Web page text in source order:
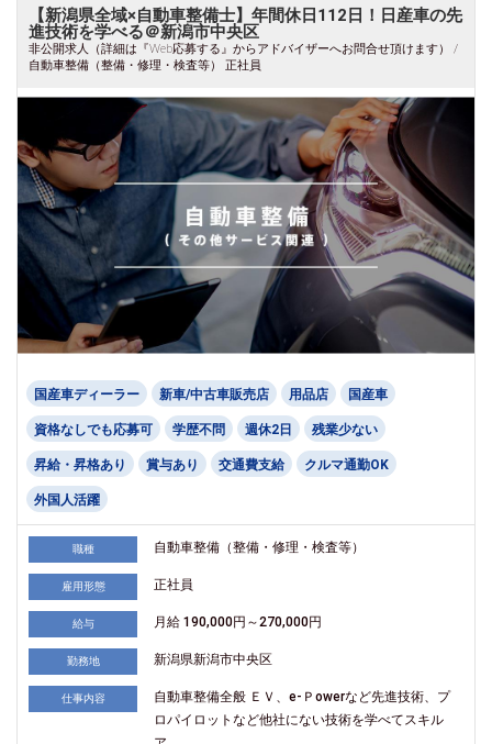
【新潟県全域×自動車整備士】年間休日112日！日産車の先
進技術を学べる＠新潟市中央区
非公開求人（詳細は『Web応募する』からアドバイザーへお問合せ頂けます） /
自動車整備（整備・修理・検査等） 正社員
国産車ディーラー 新車/中古車販売店 用品店 国産車
資格なしでも応募可 学歴不問 週休2日 残業少ない
昇給・昇格あり 賞与あり 交通費支給 クルマ通勤OK
外国人活躍
職種 自動車整備（整備・修理・検査等）
雇用形態 正社員
給与 月給 190,000円～270,000円
勤務地 新潟県新潟市中央区
仕事内容
自動車整備全般 ＥＶ、e-Ｐowerなど先進技術、プ
ロパイロットなど他社にない技術を学べてスキル